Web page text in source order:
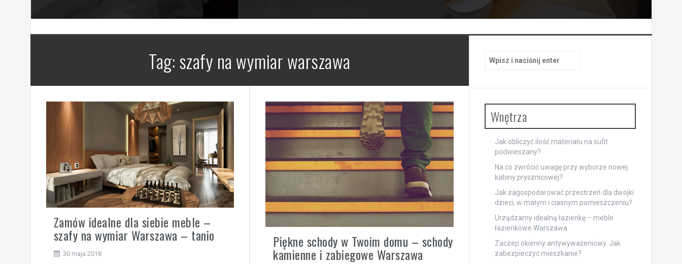
Tag:szafy na wymiar warszawa
Zamów idealne dla siebie meble –
szafy na wymiar Warszawa – tanio
30 maja 2018
Piękne schody w Twoim domu – schody
kamienne i zabiegowe Warszawa
Szukaj:
Wnętrza
Jak obliczyć ilość materiału na sufit
podwieszany?
Na co zwrócić uwagę przy wyborze nowej
kabiny prysznicowej?
Jak zagospodarować przestrzeń dla dwójki
dzieci, w małym i ciasnym pomieszczeniu?
Urządzamy idealną łazienkę – meble
łazienkowe Warszawa
Zaczep okienny antywyważeniowy. Jak
zabezpieczyć mieszkanie?